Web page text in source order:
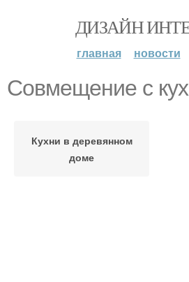
ДИЗАЙН
главная новости
Совмещение с
Кухни в деревянном
доме